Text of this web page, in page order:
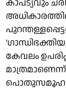
കാപട്യവും
കേവലം